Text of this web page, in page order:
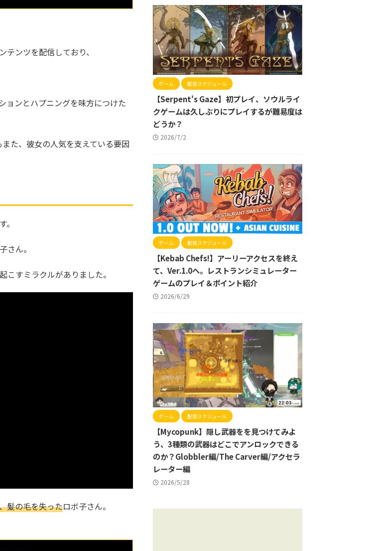
ンツを配信しており、
ョンとハプニングを味方につけた
た、彼女の人気を支えている要因
さん。
すミラクルがありました。
髪の毛を失ったロボ子さん。
ゲーム 配信スケジュール
【Serpent's Gaze】初プレイ、ソウルライ
クゲームは久しぶりにプレイするが難易度は
どうか？
2026/7/2
ゲーム 配信スケジュール
【Kebab Chefs!】アーリーアクセスを終え
て、Ver.1.0へ。レストランシミュレーター
ゲームのプレイ＆ポイント紹介
2026/6/29
ゲーム 配信スケジュール
【Mycopunk】隠し武器をを見つけてみよ
う、3種類の武器はどこでアンロックできる
のか？Globbler編/The Carver編/アクセラ
レーター編
2026/5/28